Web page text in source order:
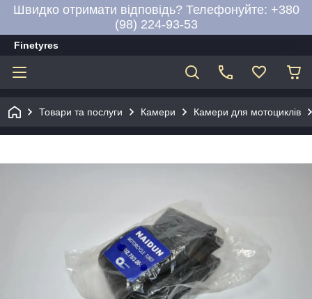
Швидко отримати відповідь? Телефонуйте: +380
(98) 224-93-53
Finetyres
Товари та послуги Камери Камери для мотоциклів